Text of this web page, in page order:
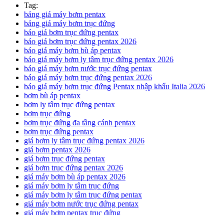
Tag:
bảng giá máy bơm pentax
bảng giá máy bơm trục đứng
báo giá bơm trục đứng pentax
báo giá bơm trục đứng pentax 2026
báo giá máy bơm bù áp pentax
báo giá máy bơm ly tâm trục đứng pentax 2026
báo giá máy bơm nước trục đứng pentax
báo giá máy bơm trục đứng pentax 2026
báo giá máy bơm trục đứng Pentax nhập khẩu Italia 2026
bơm bù áp pentax
bơm ly tâm trục đứng pentax
bơm trục đứng
bơm trục đứng đa tầng cánh pentax
bơm trục đứng pentax
giá bơm ly tâm trục đứng pentax 2026
giá bơm pentax 2026
giá bơm trục đứng pentax
giá bơm trục đứng pentax 2026
giá máy bơm bù áp pentax 2026
giá máy bơm ly tâm trục đứng
giá máy bơm ly tâm trục đứng pentax
giá máy bơm nước trục đứng pentax
giá máy bơm pentax trục đứng